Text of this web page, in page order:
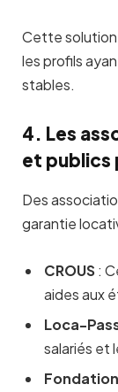
Cette solution
les profils
stables.
4. Les
et publics
Des
garantie
CROUS:
aides aux
Loca-
salariés et